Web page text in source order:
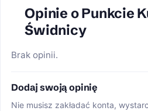
Opinie o Punkcie
Świdnicy
Brak opinii.
Dodaj swoją opinię
Nie musisz zakładać konta,